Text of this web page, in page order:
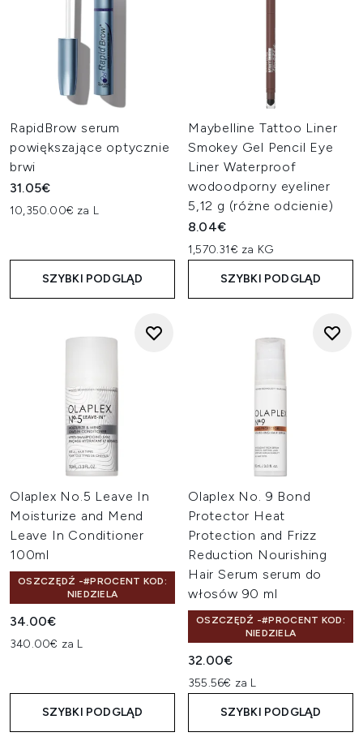
RapidBrow serum
powiększające optycznie
brwi
31.05€
10,350.00€ za L
SZYBKI PODGLĄD
Maybelline Tattoo Liner
Smokey Gel Pencil Eye
Liner Waterproof
wodoodporny eyeliner
5,12 g (różne odcienie)
8.04€
1,570.31€ za KG
SZYBKI PODGLĄD
Olaplex No.5 Leave In
Moisturize and Mend
Leave In Conditioner
100ml
OSZCZĘDŹ -#PROCENT KOD:
NIEDZIELA
34.00€
340.00€ za L
SZYBKI PODGLĄD
Olaplex No. 9 Bond
Protector Heat
Protection and Frizz
Reduction Nourishing
Hair Serum serum do
włosów 90 ml
OSZCZĘDŹ -#PROCENT KOD:
NIEDZIELA
32.00€
355.56€ za L
SZYBKI PODGLĄD